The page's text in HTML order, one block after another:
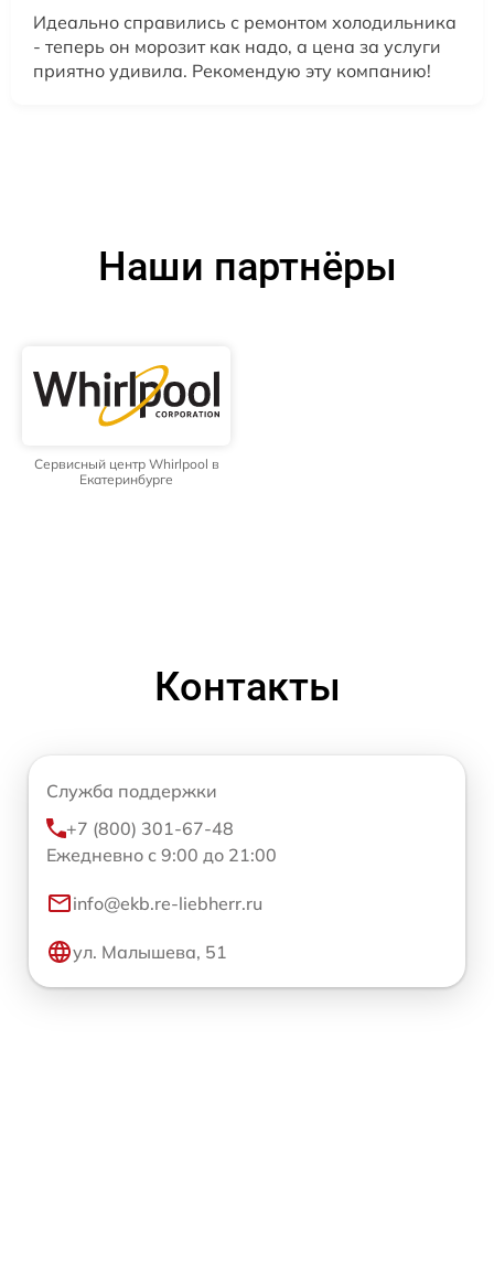
Идеально справились с ремонтом холодильника
- теперь он морозит как надо, а цена за услуги
приятно удивила. Рекомендую эту компанию!
Наши партнёры
Сервисный центр Whirlpool в
Екатеринбурге
Контакты
Служба поддержки
+7 (800) 301-67-48
Ежедневно с 9:00 до 21:00
info@ekb.re-liebherr.ru
ул. Малышева, 51